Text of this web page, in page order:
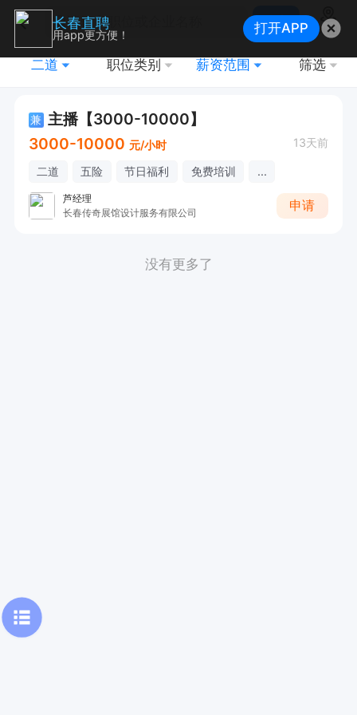
搜索
地图
二道 职位类别 薪资范围 筛选
兼 主播【3000-10000】
3000-10000 元/小时 13天前
二道 五险 节日福利 免费培训 ...
芦经理
长春传奇展馆设计服务有限公司
申请
没有更多了
长春直聘
用app更方便！ 打开APP